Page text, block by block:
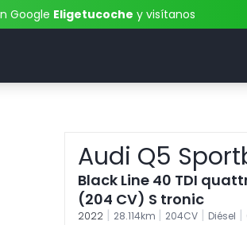
Google Eligetucoche y visítanos
Audi Q5
Black Line 40 TDI
(204 CV) S tronic
2022 | 28.114km | 204CV | Diésel |